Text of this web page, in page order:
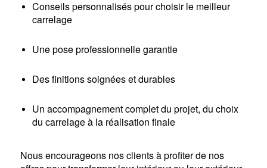
Conseils personnalisés pour choisir le meilleur
carrelage
Une pose professionnelle garantie
Des finitions soignées et durables
Un accompagnement complet du projet, du choix
du carrelage à la réalisation finale
Nous encourageons nos clients à profiter de nos